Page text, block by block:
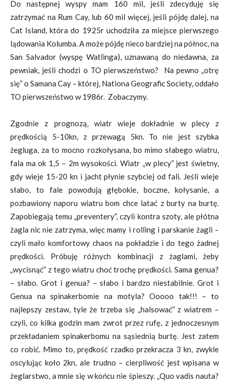
Do następnej wyspy mam 160 mil, jeśli zdecyduję się
zatrzymać na Rum Cay, lub 60 mil więcej, jeśli pójdę dalej, na
Cat Island, która do 1925r uchodziła za miejsce pierwszego
lądowania Kolumba. A może pójdę nieco bardziej na północ, na
San Salvador (wyspę Watlinga), uznawaną do niedawna, za
pewniak, jeśli chodzi o TO pierwszeństwo? Na pewno „otrę
się” o Samana Cay – której, Nationa Geografic Society, oddało
TO pierwszeństwo w 1986r. Zobaczymy.
Zgodnie z prognozą, wiatr wieje dokładnie w plecy z
prędkością 5-10kn, z przewagą 5kn. To nie jest szybka
żegluga, za to mocno rozkołysana, bo mimo słabego wiatru,
fala ma ok 1,5 – 2m wysokości. Wiatr „w plecy” jest świetny,
gdy wieje 15-20 kn i jacht płynie szybciej od fali. Jeśli wieje
słabo, to fale powodują głębokie, boczne, kołysanie, a
pozbawiony naporu wiatru bom chce latać z burty na burtę.
Zapobiegają temu „preventery”, czyli kontra szoty, ale płótna
żagla nic nie zatrzyma, więc mamy i rolling i parskanie żagli –
czyli mało komfortowy chaos na pokładzie i do tego żadnej
prędkości. Próbuję różnych kombinacji z żaglami, żeby
„wycisnąć” z tego wiatru choć trochę prędkości. Sama genua?
– słabo. Grot i genua? – słabo i bardzo niestabilnie. Grot i
Genua na spinakerbomie na motyla? Ooooo tak!!! – to
najlepszy zestaw, tyle że trzeba się „halsować” z wiatrem –
czyli, co kilka godzin mam zwrot przez rufę, z jednoczesnym
przekładaniem spinakerbomu na sąsiednią burtę. Jest zatem
co robić. Mimo to, prędkość rzadko przekracza 3 kn, zwykle
oscylując koło 2kn, ale trudno – cierpliwość jest wpisana w
żeglarstwo, a mnie się w końcu nie śpieszy. „Quo vadis nauta?